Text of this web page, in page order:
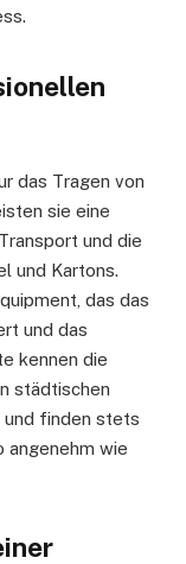
das Tragen von
sie eine
und die
und Kartons.
das das
und das
kennen die
städtischen
und finden stets
angenehm wie